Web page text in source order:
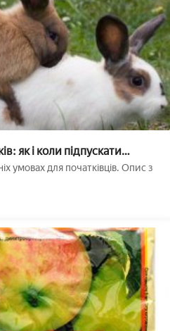
як і коли підпускати
умовах для початківців. Опис з